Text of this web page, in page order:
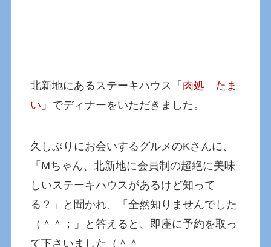
北新地にあるステーキハウス「 肉処 たま
い 」でディナーをいただきました。
久しぶりにお会いするグルメのKさんに、
「Mちゃん、北新地に会員制の超絶に美味
しいステーキハウスがあるけど知って
る？」と聞かれ、「全然知りませんでした
（＾＾；」と答えると、即座に予約を取っ
て下さいました（＾＾